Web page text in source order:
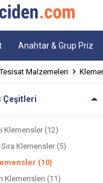
Anahtar & Grup Priz
Tesisat Malzemeleri
Çeşitleri
Klemensler (12)
Klemensler (5)
(10)
Klemensleri (11)